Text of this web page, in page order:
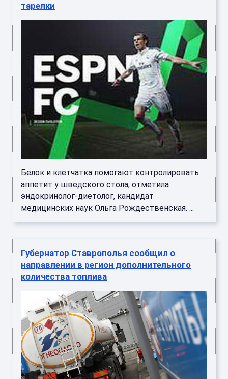
тарелки
Белок и клетчатка помогают контролировать
аппетит у шведского стола, отметила
эндокринолог-диетолог, кандидат
медицинских наук Ольга Рождественская. ...
Губернатор Ставрополья сообщил о
направлении в регион дополнительного
количества топлива